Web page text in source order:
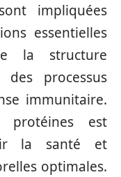
impliquées
essentielles
la structure
processus
immunitaire.
est
la santé et
optimales.